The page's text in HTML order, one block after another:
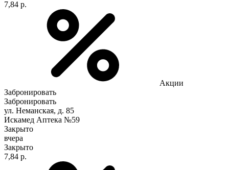
7,84 р.
Акции
Забронировать
Забронировать
ул. Неманская, д. 85
Искамед Аптека №59
Закрыто
вчера
Закрыто
7,84 р.